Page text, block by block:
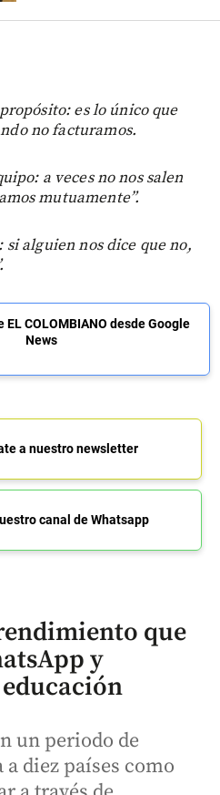
es lo único que
no facturamos.
a veces no nos salen
mutuamente”.
si alguien nos dice que no,
COLOMBIANO desde Google
News
a nuestro newsletter
canal de Whatsapp
que
y
un periodo de
diez países como